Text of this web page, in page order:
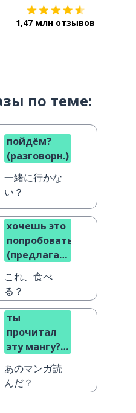
1,47 млн отзывов
по теме:
пойдём?
(разговорн.)
一緒に行かな
い？
хочешь это
попробовать?
(предлагая
(разговорн.)
これ、食べ
る？
ты
прочитал
эту мангу?
(разговорн.)
あのマンガ読
んだ？